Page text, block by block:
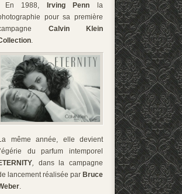
En 1988, Irving Penn la
pour sa première
Calvin Klein
même année, elle devient
du parfum intemporel
dans la campagne
lancement réalisée par Bruce